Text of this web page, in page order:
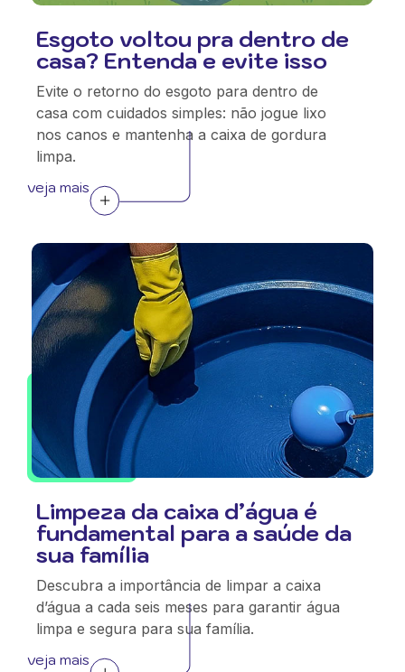
Esgoto voltou pra dentro de
casa? Entenda e evite isso
Evite o retorno do esgoto para dentro de
casa com cuidados simples: não jogue lixo
nos canos e mantenha a caixa de gordura
limpa.
veja mais
Limpeza da caixa d’água é
fundamental para a saúde da
sua família
Descubra a importância de limpar a caixa
d’água a cada seis meses para garantir água
limpa e segura para sua família.
veja mais